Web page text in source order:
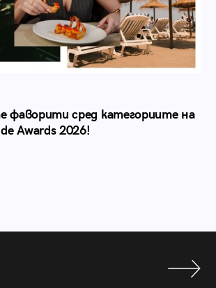
фаворити сред категориите на
Awards 2026!